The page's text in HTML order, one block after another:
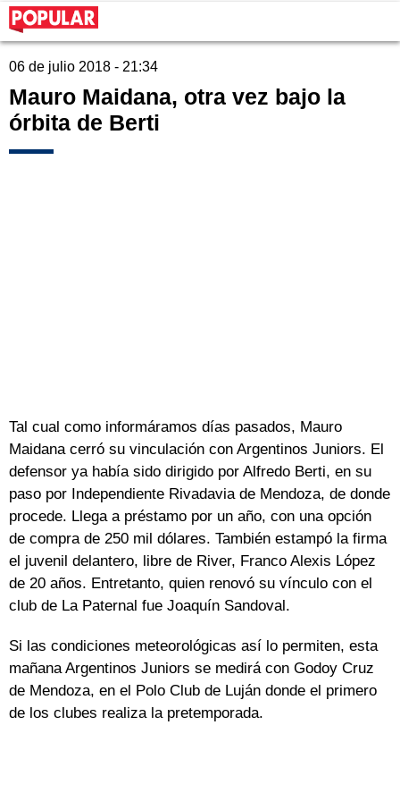
06 de julio 2018 - 21:34
Mauro Maidana, otra vez bajo la
órbita de Berti
Tal cual como informáramos días pasados, Mauro
Maidana cerró su vinculación con Argentinos Juniors. El
defensor ya había sido dirigido por Alfredo Berti, en su
paso por Independiente Rivadavia de Mendoza, de donde
procede. Llega a préstamo por un año, con una opción
de compra de 250 mil dólares. También estampó la firma
el juvenil delantero, libre de River, Franco Alexis López
de 20 años. Entretanto, quien renovó su vínculo con el
club de La Paternal fue Joaquín Sandoval.
Si las condiciones meteorológicas así lo permiten, esta
mañana Argentinos Juniors se medirá con Godoy Cruz
de Mendoza, en el Polo Club de Luján donde el primero
de los clubes realiza la pretemporada.